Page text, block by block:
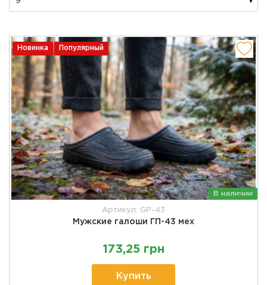
Новинка Популярный
В наличии
Артикул: GP-43
Мужские галоши ГП-43 мех
173,25 грн
Купить